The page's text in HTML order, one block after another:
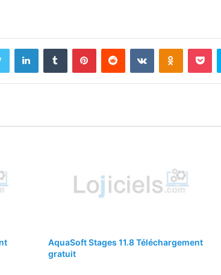
Twitter LinkedinTumblr PinterestReddit VKontakte
AquaSoft Stages 11.8 Téléchargement
gratuit